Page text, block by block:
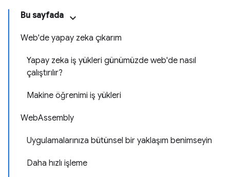
Bu sayfada
Web'de yapay zeka çıkarım
Yapay zeka iş yükleri günümüzde web'de nasıl
çalıştırılır?
Makine öğrenimi iş yükleri
WebAssembly
Uygulamalarınıza bütünsel bir yaklaşım benimseyin
Daha hızlı işleme